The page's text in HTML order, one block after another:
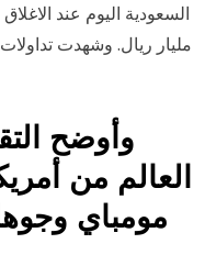
وأوضح
العالم من